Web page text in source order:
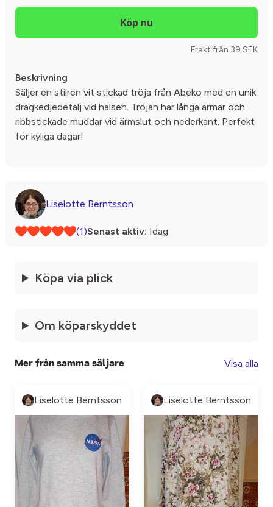
Frakt från 39 SEK
Beskrivning
Säljer en stilren vit stickad tröja från Abeko med en unik
dragkedjedetalj vid halsen. Tröjan har långa ärmar och
ribbstickade muddar vid ärmslut och nederkant. Perfekt
för kyliga dagar!
Liselotte Berntsson
(1)Senast aktiv: Idag
Köpa via plick
Om köparskyddet
Mer från samma säljare Visa alla
Liselotte Berntsson Liselotte Berntsson